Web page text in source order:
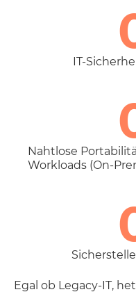
IT-
Nahtlose
Workloads (On-
Egal ob Legacy-IT,